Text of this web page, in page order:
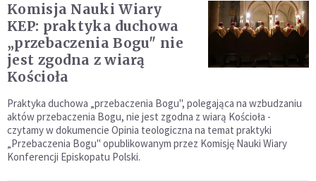
Komisja Nauki Wiary
KEP: praktyka duchowa
„przebaczenia Bogu" nie
jest zgodna z wiarą
Kościoła
Praktyka duchowa „przebaczenia Bogu", polegająca na wzbudzaniu
aktów przebaczenia Bogu, nie jest zgodna z wiarą Kościoła -
czytamy w dokumencie Opinia teologiczna na temat praktyki
„Przebaczenia Bogu" opublikowanym przez Komisję Nauki Wiary
Konferencji Episkopatu Polski.